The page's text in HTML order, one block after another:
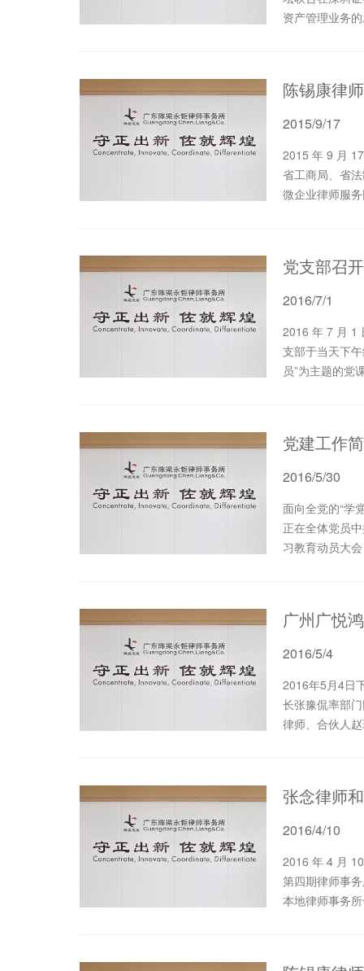
资产管理业务
2015/9/17
2015 年 9 月 17 日 下午，广东省司法厅、省经信委、省人社厅、
省工商局、省
微企业律师服
党支部召
2016/7/1
2016 年 7 月 1 日 ，为庆祝中国共产党成立 九十五 周年，本所党
支部于当天下
员”为主题的党
党建工作
2016/5/30
面向全党的“学
正在全体党员
习教育动员大
广州广悦
2016/5/4
2016年5月4日
长张豫侃率部门同
律师、合伙人
2016/4/10
2016 年 4 月 10 日 ，东莞市律师协会律师事务所建设指导委员会
第四期律师事
本地律师事务